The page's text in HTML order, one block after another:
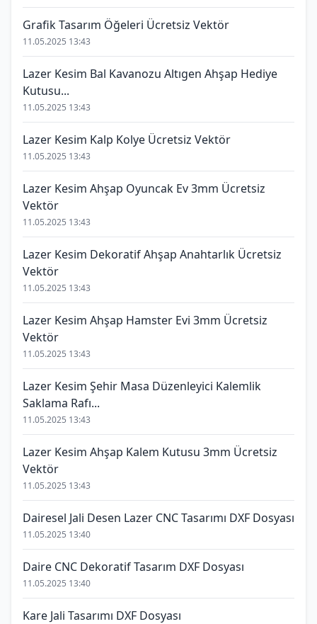
Grafik Tasarım Öğeleri Ücretsiz Vektör
11.05.2025 13:43
Lazer Kesim Bal Kavanozu Altıgen Ahşap Hediye
Kutusu...
11.05.2025 13:43
Lazer Kesim Kalp Kolye Ücretsiz Vektör
11.05.2025 13:43
Lazer Kesim Ahşap Oyuncak Ev 3mm Ücretsiz
Vektör
11.05.2025 13:43
Lazer Kesim Dekoratif Ahşap Anahtarlık Ücretsiz
Vektör
11.05.2025 13:43
Lazer Kesim Ahşap Hamster Evi 3mm Ücretsiz
Vektör
11.05.2025 13:43
Lazer Kesim Şehir Masa Düzenleyici Kalemlik
Saklama Rafı...
11.05.2025 13:43
Lazer Kesim Ahşap Kalem Kutusu 3mm Ücretsiz
Vektör
11.05.2025 13:43
Dairesel Jali Desen Lazer CNC Tasarımı DXF Dosyası
11.05.2025 13:40
Daire CNC Dekoratif Tasarım DXF Dosyası
11.05.2025 13:40
Kare Jali Tasarımı DXF Dosyası